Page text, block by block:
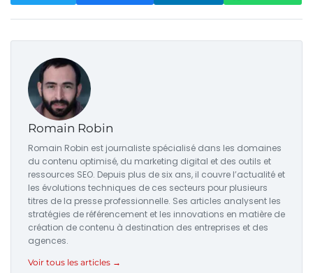
Romain Robin
Romain Robin est journaliste spécialisé dans les domaines
du contenu optimisé, du marketing digital et des outils et
ressources SEO. Depuis plus de six ans, il couvre l’actualité et
les évolutions techniques de ces secteurs pour plusieurs
titres de la presse professionnelle. Ses articles analysent les
stratégies de référencement et les innovations en matière de
création de contenu à destination des entreprises et des
agences.
Voir tous les articles →